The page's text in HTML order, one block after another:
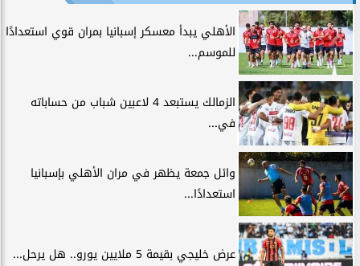
الأهلي يبدأ معسكر إسبانيا بمران قوي استعدادًا
للموسم...
الزمالك يستبعد 4 لاعبين شباب من حساباته
في...
وائل جمعة يظهر في مران الأهلي بإسبانيا
استعدادًا...
عرض خليجي بقيمة 5 ملايين يورو.. هل يرحل...